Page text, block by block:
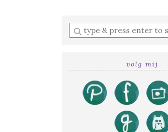
Enter
a
volg mij